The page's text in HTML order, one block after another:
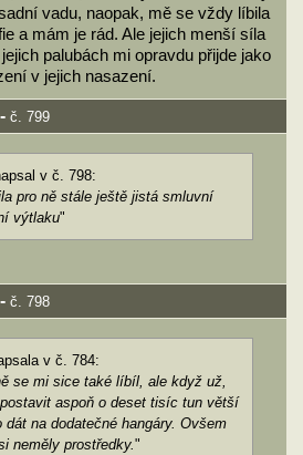
vadu, naopak, mě se vždy líbila
a mám je rád. Ale jejich menší síla
palubách mi opravdu přijde jako
v jejich nasazení.
- č. 799
v č. 798:
pro ně stále ještě jistá smluvní
výtlaku"
- č. 798
v č. 784:
se mi sice také líbíl, ale když už,
aspoň o deset tisíc tun větší
dát na dodatečné hangáry. Ovšem
neměly prostředky."